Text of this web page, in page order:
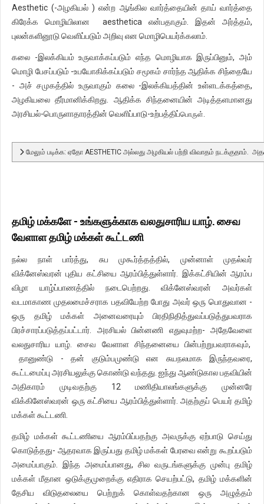
Aesthetic (-அழகியல் ) என்ற ஆங்கில வார்த்தையின் தாய் வார்த்தை
கிரேக்க மொழியிலான aesthetica என்பதாகும். இதன் அர்த்தம்,
புலன்களினூடு வெளிப்படும் அறிவு என மொழிபெயர்க்கலாம்.
கலை -இலக்கியம் உருவாக்கப்படும் எந்த மொழியாக இருப்பினும், அம்
மொழி பேசப்படும் -உபயோகிக்கப்படும் சமூகம் சார்ந்த ஆதிக்க சிந்தையே
- அச் சமுகத்தில் உருவாகும் கலை -இலக்கியத்தின் உள்ளடக்கத்தை,
அழகியலை தீர்மானிக்கிறது. ஆதிக்க சிந்தனையின் அடித்தளமானது
அரசியல்-பொருளாதாரத்தின் வெளிப்பாடு-உற்பத்திப்பொருள்.
மேலும் படிக்க: ஏதோ AESTHETIC அல்லது அழகியல் பற்றி விவாதம் நடக்குதாம்.
தமிழ் மக்களே - உங்களுக்காக வலதுசாரிய யாழ். சைவ
வேளாள தமிழ் மக்கள் கூட்டணி
நல்ல நாள் பார்த்து, சுப முகூர்த்தத்தில், முன்னாள் முதல்வர்
விக்னேஸ்வரன் புதிய கட்சியை ஆரம்பித்துள்ளார். இக்கட்சியின் ஆரம்ப
விழா யாழ்ப்பாணத்தில் நடைபெற்றது. விக்னேஸ்வரன் அவர்கள்
வடமாகாண முதலமைச்சராக பதவியேற்ற போது அவர் ஒரு பொதுவான -
ஒரு தமிழ் மக்கள் அனைவரையும் பிரதிநிதித்துவப்படுத்துபவராக
பிரச்சாரப்படுத்தப்பட்டார். அரசியல் பின்னணி எதுவுமற்ற- அதேவேளை
வலதுசாரிய யாழ். சைவ வேளாள சிந்தனையை பின்பற்றுபவராகவும்,
தானுண்டு - தன் குடும்பமுண்டு என சுயநலமாக இருந்தவரை,
கூட்டமைப்பு அரசியலுக்கு கொண்டு வந்தது. ஐந்து ஆண்டுகால பதவியின்
அதிகாரம் முடிவதற்கு 12 மணிதியாலங்களுக்கு முன்னரே
விக்கினேஸ்வரன் ஒரு கட்சியை ஆரம்பித்துள்ளார். அதற்குப் பெயர் தமிழ்
மக்கள் கூட்டணி.
தமிழ் மக்கள் கூட்டணியை ஆரம்பிப்பதற்கு அவருக்கு ஏற்பாடு செய்து
கொடுத்தது- ஆதரவாக இருப்பது தமிழ் மக்கள் பேரவை என்று கூறப்படும்
அமைப்பாகும். இந்த அமைப்பானது, சில வருடங்களுக்கு முன்பு தமிழ்
மக்கள் மீதான ஒடுக்குமுறைக்கு எதிராக செயற்பட்டு, தமிழ் மக்களின்
தேசிய விடுதலையை பெற்றுக் கொள்வதற்கான ஒரு அழுத்தம்